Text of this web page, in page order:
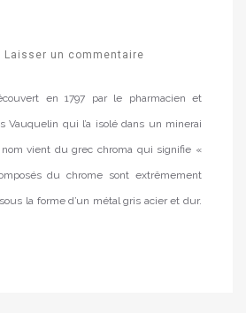
Laisser un commentaire
en 1797 par le pharmacien et
Vauquelin qui l’a isolé dans un minerai
vient du grec chroma qui signifie «
du chrome sont extrêmement
la forme d’un métal gris acier et dur.